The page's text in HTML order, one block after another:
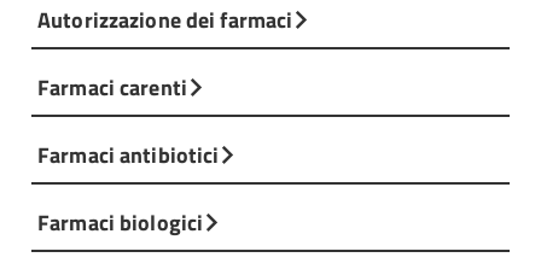
Autorizzazione dei farmaci
Farmaci carenti
Farmaci antibiotici
Farmaci biologici